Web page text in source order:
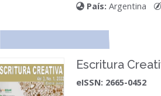
País: Argentina
Escritura
eISSN: 2665-0452